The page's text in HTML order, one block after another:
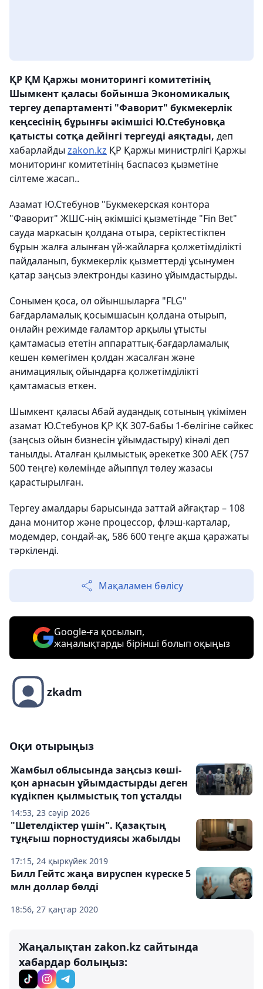
ҚР ҚМ Қаржы мониторингі комитетінің
Шымкент қаласы бойынша Экономикалық
тергеу департаменті "Фаворит" букмекерлік
кеңсесінің бұрынғы әкімшісі Ю.Стебуновқа
қатысты сотқа дейінгі тергеуді аяқтады, деп
хабарлайды zakon.kz ҚР Қаржы министрлігі Қаржы
мониторинг комитетінің баспасөз қызметіне
сілтеме жасап..
Азамат Ю.Стебунов "Букмекерская контора
"Фаворит" ЖШС-нің әкімшісі қызметінде "Fin Bet"
сауда маркасын қолдана отыра, серіктестікпен
бұрын жалға алынған үй-жайларға қолжетімділікті
пайдаланып, букмекерлік қызметтерді ұсынумен
қатар заңсыз электронды казино ұйымдастырды.
Сонымен қоса, ол ойыншыларға "FLG"
бағдарламалық қосымшасын қолдана отырып,
онлайн режимде ғаламтор арқылы ұтысты
қамтамасыз ететін аппараттық-бағдарламалық
кешен көмегімен қолдан жасалған және
анимациялық ойындарға қолжетімділікті
қамтамасыз еткен.
Шымкент қаласы Абай аудандық сотының үкімімен
азамат Ю.Стебунов ҚР ҚК 307-бабы 1-бөлігіне сәйкес
(заңсыз ойын бизнесін ұйымдастыру) кінәлі деп
танылды. Аталған қылмыстық әрекетке 300 АЕК (757
500 теңге) көлемінде айыппұл төлеу жазасы
қарастырылған.
Тергеу амалдары барысында заттай айғақтар – 108
дана монитор және процессор, флэш-карталар,
модемдер, сондай-ақ, 586 600 теңге ақша қаражаты
тәркіленді.
Мақаламен бөлісу
Google-ға қосылып,
жаңалықтарды бірінші болып оқыңыз
zkadm
Оқи отырыңыз
14:53, 23 сәуір 2026
Жамбыл облысында заңсыз көші-
қон арнасын ұйымдастырды деген
күдікпен қылмыстық топ ұсталды
17:15, 24 қыркүйек 2019
"Шетелдіктер үшін". Қазақтың
тұңғыш порностудиясы жабылды
18:56, 27 қаңтар 2020
Билл Гейтс жаңа вируспен күреске 5
млн доллар бөлді
Жаңалықтан zakon.kz сайтында
хабардар болыңыз: